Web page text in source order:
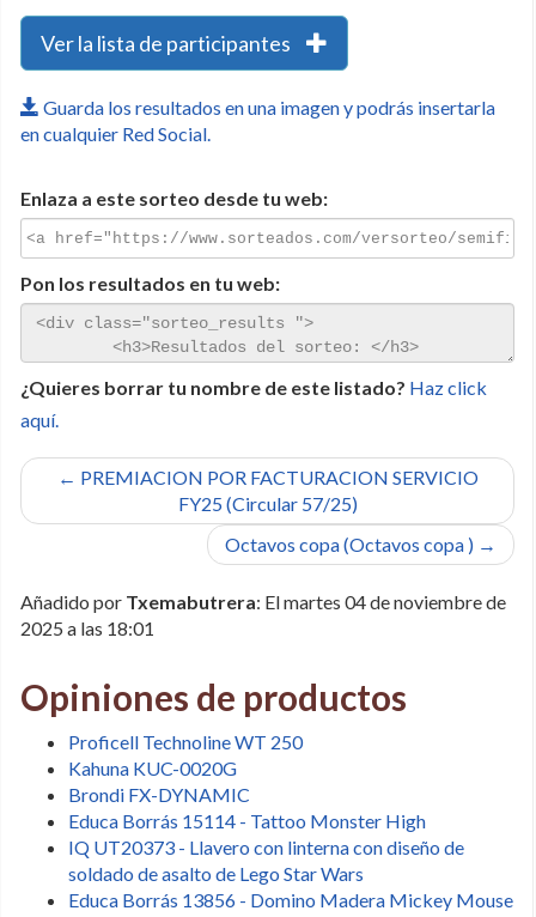
Ver la lista de participantes
Guarda los resultados en una imagen y podrás insertarla
en cualquier Red Social.
Enlaza a este sorteo desde tu web:
Pon los resultados en tu web:
¿Quieres borrar tu nombre de este listado? Haz click
aquí.
← PREMIACION POR FACTURACION SERVICIO
FY25 (Circular 57/25)
Octavos copa (Octavos copa ) →
Añadido por Txemabutrera: El martes 04 de noviembre de
2025 a las 18:01
Opiniones de productos
Proficell Technoline WT 250
Kahuna KUC-0020G
Brondi FX-DYNAMIC
Educa Borrás 15114 - Tattoo Monster High
IQ UT20373 - Llavero con linterna con diseño de
soldado de asalto de Lego Star Wars
Educa Borrás 13856 - Domino Madera Mickey Mouse